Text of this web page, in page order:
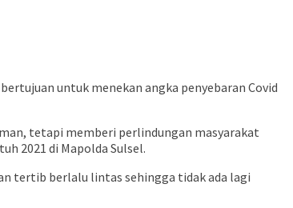
untuk menekan angka penyebaran Covid
tetapi memberi perlindungan masyarakat
2021 di Mapolda Sulsel.
tertib berlalu lintas sehingga tidak ada lagi